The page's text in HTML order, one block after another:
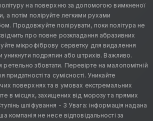
на поверхню за допомогою вимкненої
а потім поліруйте легкими рухами
Продовжуйте полірувати, поки політура не
про повне розкладання абразивних
мікрофіброву серветку для видалення
уникнути подряпин або штрихів. Важливо.
збовтати. Перевірте на малопомітній
придатності та сумісності. Уникайте
поверхнях та в умовах екстремальних
в місцях, захищених від морозу та прямих
шліфування - 3 Увага: інформація надана
компанія не несе відповідальності за